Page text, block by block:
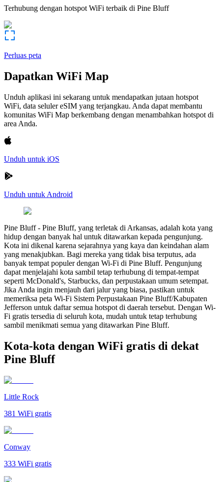
Terhubung dengan hotspot WiFi terbaik di Pine Bluff
Perluas peta
Dapatkan WiFi Map
Unduh aplikasi ini sekarang untuk mendapatkan jutaan hotspot
WiFi, data seluler eSIM yang terjangkau. Anda dapat membantu
komunitas WiFi Map berkembang dengan menambahkan hotspot di
area Anda.
Unduh untuk iOS
Unduh untuk Android
Pine Bluff- Pine Bluff, yang terletak di Arkansas, adalah kota yang
hidup dengan banyak hal untuk ditawarkan kepada pengunjung.
Kota ini dikenal karena sejarahnya yang kaya dan keindahan alam
yang menakjubkan. Bagi mereka yang tidak bisa terputus, ada
banyak tempat populer dengan Wi-Fi di Pine Bluff. Pengunjung
dapat menjelajahi kota sambil tetap terhubung di tempat-tempat
seperti McDonald's, Starbucks, dan perpustakaan umum setempat.
Jika Anda ingin menjauh dari jalur yang biasa, pastikan untuk
memeriksa peta Wi-Fi Sistem Perpustakaan Pine Bluff/Kabupaten
Jefferson untuk daftar semua hotspot di daerah tersebut. Dengan Wi-
Fi gratis tersedia di seluruh kota, mudah untuk tetap terhubung
sambil menikmati semua yang ditawarkan Pine Bluff.
Kota-kota dengan WiFi gratis di dekat
Pine Bluff
Little Rock
381 WiFi gratis
Conway
333 WiFi gratis